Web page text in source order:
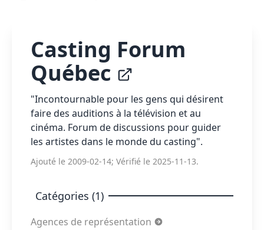
Casting Forum
Québec
"Incontournable pour les gens qui désirent
faire des auditions à la télévision et au
cinéma. Forum de discussions pour guider
les artistes dans le monde du casting".
Ajouté le 2009-02-14; Vérifié le 2025-11-13.
Catégories (1)
Agences de représentation